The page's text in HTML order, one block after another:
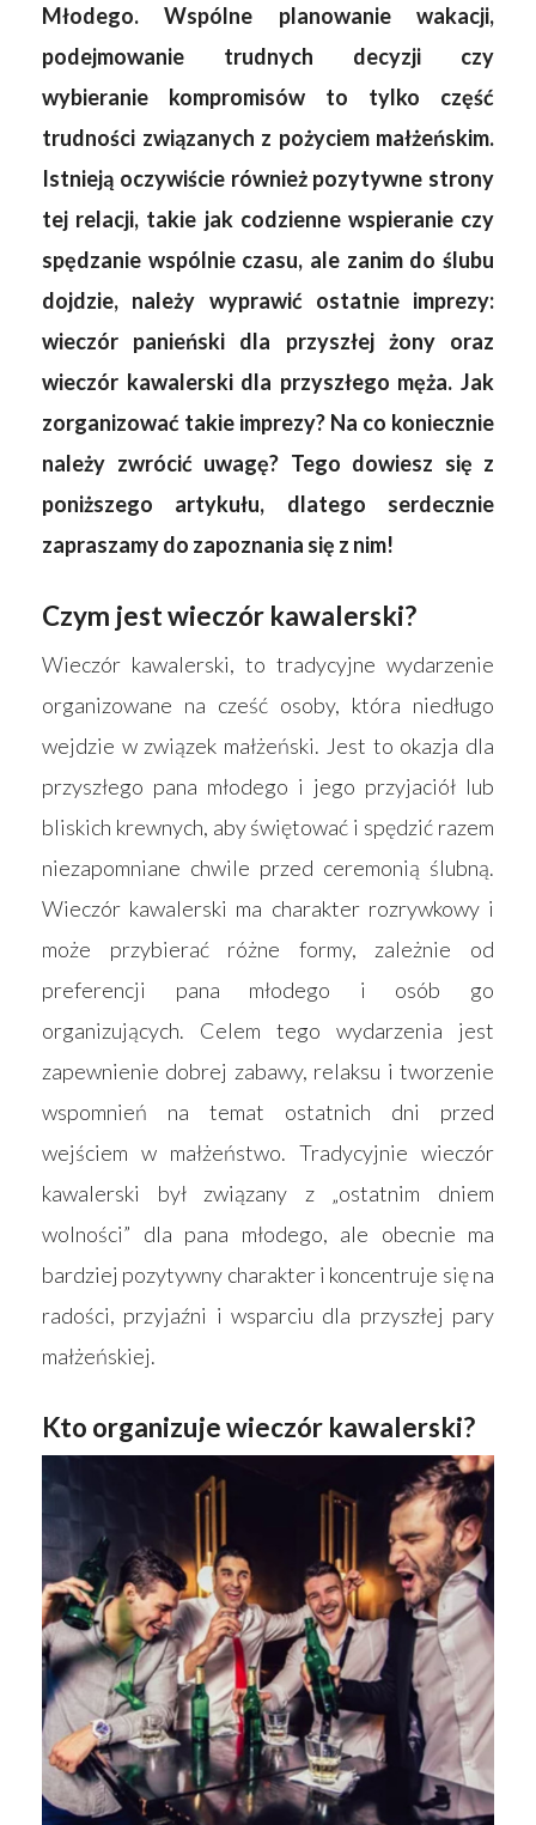
Młodego. Wspólne planowanie wakacji,
podejmowanie trudnych decyzji czy
wybieranie kompromisów to tylko część
trudności związanych z pożyciem małżeńskim.
Istnieją oczywiście również pozytywne strony
tej relacji, takie jak codzienne wspieranie czy
spędzanie wspólnie czasu, ale zanim do ślubu
dojdzie, należy wyprawić ostatnie imprezy:
wieczór panieński dla przyszłej żony oraz
wieczór kawalerski dla przyszłego męża. Jak
zorganizować takie imprezy? Na co koniecznie
należy zwrócić uwagę? Tego dowiesz się z
poniższego artykułu, dlatego serdecznie
zapraszamy do zapoznania się z nim!
Czym jest wieczór kawalerski?
Wieczór kawalerski, to tradycyjne wydarzenie
organizowane na cześć osoby, która niedługo
wejdzie w związek małżeński. Jest to okazja dla
przyszłego pana młodego i jego przyjaciół lub
bliskich krewnych, aby świętować i spędzić razem
niezapomniane chwile przed ceremonią ślubną.
Wieczór kawalerski ma charakter rozrywkowy i
może przybierać różne formy, zależnie od
preferencji pana młodego i osób go
organizujących. Celem tego wydarzenia jest
zapewnienie dobrej zabawy, relaksu i tworzenie
wspomnień na temat ostatnich dni przed
wejściem w małżeństwo. Tradycyjnie wieczór
kawalerski był związany z „ostatnim dniem
wolności” dla pana młodego, ale obecnie ma
bardziej pozytywny charakter i koncentruje się na
radości, przyjaźni i wsparciu dla przyszłej pary
małżeńskiej.
Kto organizuje wieczór kawalerski?